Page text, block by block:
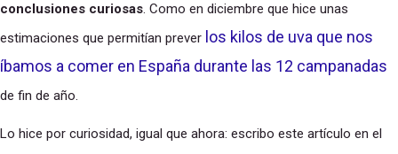
conclusiones curiosas. Como en diciembre que hice unas
estimaciones que permitían prever los kilos de uva que nos
íbamos a comer en España durante las 12 campanadas
de fin de año.
Lo hice por curiosidad, igual que ahora: escribo este artículo en el